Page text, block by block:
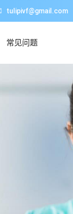
tulipivf@gmail.com
常见问题